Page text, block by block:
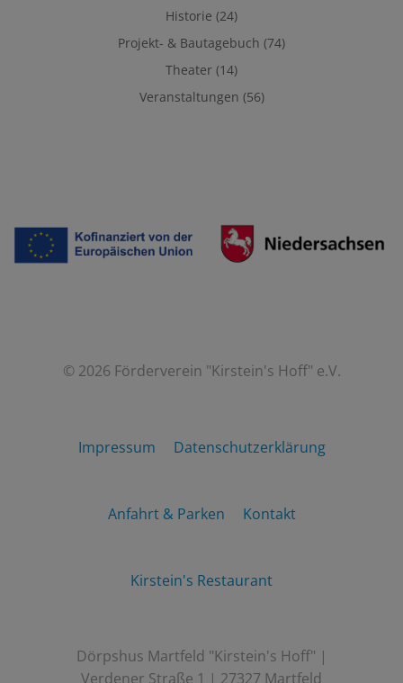
Historie (24)
Projekt- & Bautagebuch (74)
Theater (14)
Veranstaltungen (56)
© 2026 Förderverein "Kirstein's Hoff" e.V.
Impressum Datenschutzerklärung
Anfahrt & Parken Kontakt
Kirstein's Restaurant
Dörpshus Martfeld "Kirstein's Hoff" |
Verdener Straße 1 | 27327 Martfeld